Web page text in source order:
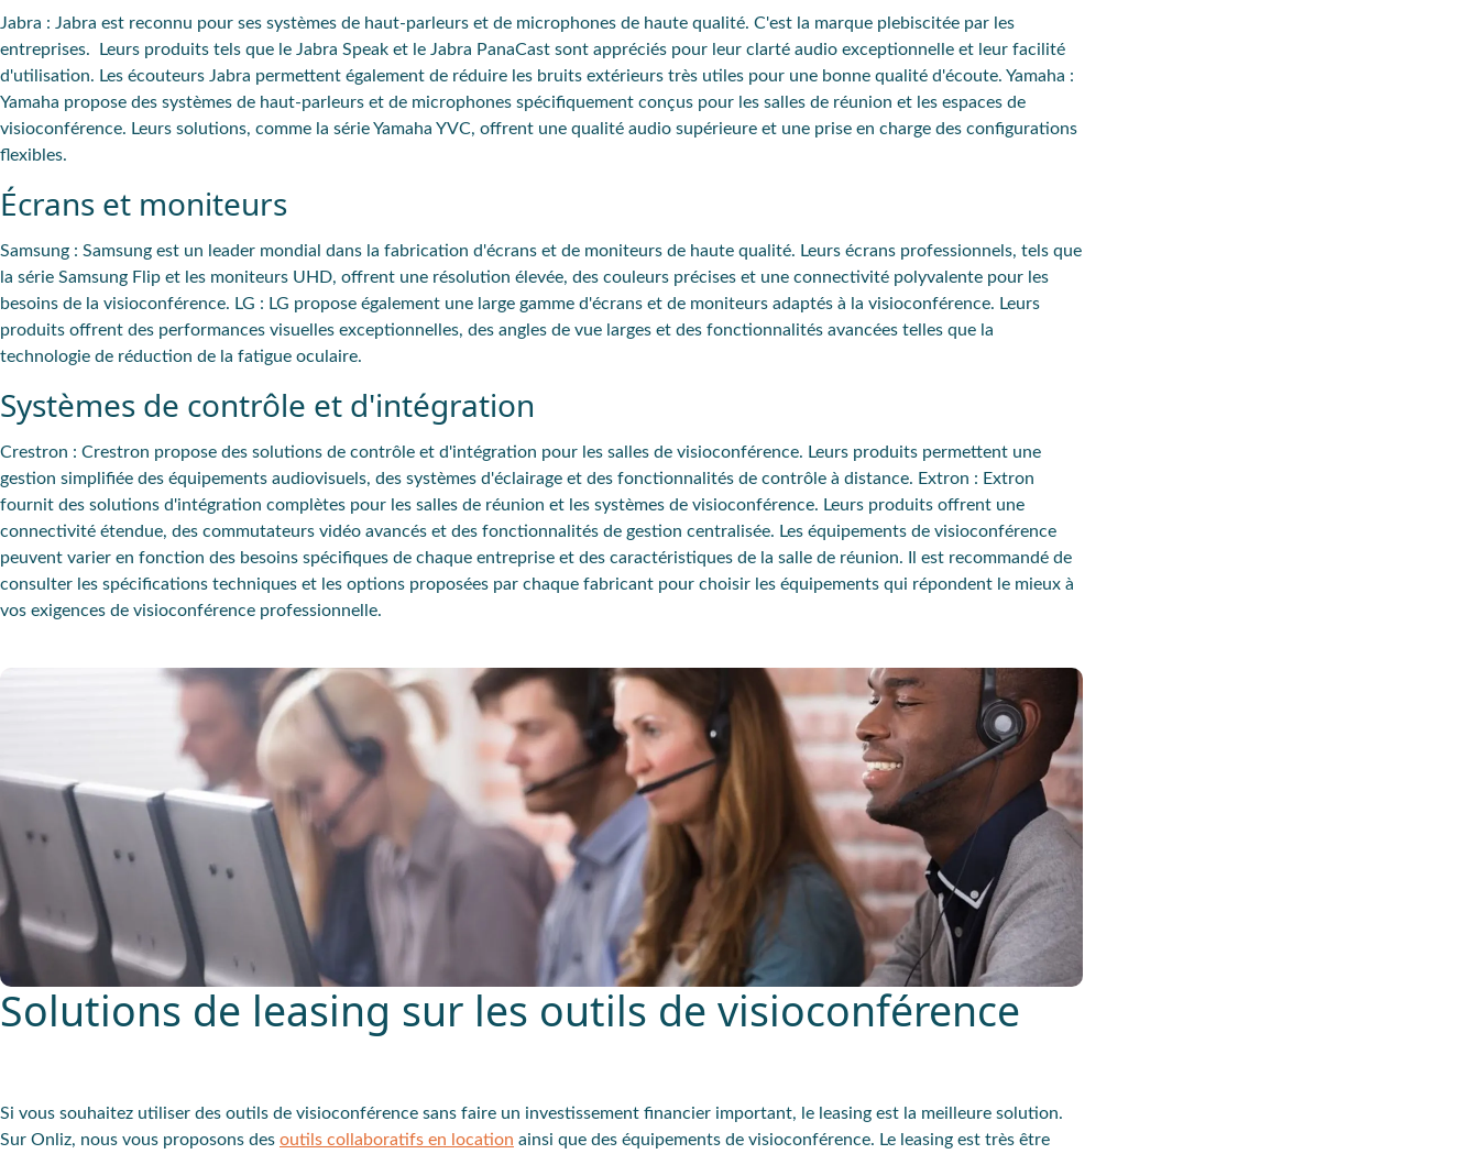
Jabra : Jabra est reconnu pour ses systèmes de haut-parleurs et de microphones de haute qualité. C'est la marque plebiscitée par les
entreprises. Leurs produits tels que le Jabra Speak et le Jabra PanaCast sont appréciés pour leur clarté audio exceptionnelle et leur facilité
d'utilisation. Les écouteurs Jabra permettent également de réduire les bruits extérieurs très utiles pour une bonne qualité d'écoute. Yamaha :
Yamaha propose des systèmes de haut-parleurs et de microphones spécifiquement conçus pour les salles de réunion et les espaces de
visioconférence. Leurs solutions, comme la série Yamaha YVC, offrent une qualité audio supérieure et une prise en charge des configurations
flexibles.
Écrans et moniteurs
Samsung : Samsung est un leader mondial dans la fabrication d'écrans et de moniteurs de haute qualité. Leurs écrans professionnels, tels que
la série Samsung Flip et les moniteurs UHD, offrent une résolution élevée, des couleurs précises et une connectivité polyvalente pour les
besoins de la visioconférence. LG : LG propose également une large gamme d'écrans et de moniteurs adaptés à la visioconférence. Leurs
produits offrent des performances visuelles exceptionnelles, des angles de vue larges et des fonctionnalités avancées telles que la
technologie de réduction de la fatigue oculaire.
Systèmes de contrôle et d'intégration
Crestron : Crestron propose des solutions de contrôle et d'intégration pour les salles de visioconférence. Leurs produits permettent une
gestion simplifiée des équipements audiovisuels, des systèmes d'éclairage et des fonctionnalités de contrôle à distance. Extron : Extron
fournit des solutions d'intégration complètes pour les salles de réunion et les systèmes de visioconférence. Leurs produits offrent une
connectivité étendue, des commutateurs vidéo avancés et des fonctionnalités de gestion centralisée. Les équipements de visioconférence
peuvent varier en fonction des besoins spécifiques de chaque entreprise et des caractéristiques de la salle de réunion. Il est recommandé de
consulter les spécifications techniques et les options proposées par chaque fabricant pour choisir les équipements qui répondent le mieux à
vos exigences de visioconférence professionnelle.
Solutions de leasing sur les outils de visioconférence
Si vous souhaitez utiliser des outils de visioconférence sans faire un investissement financier important, le leasing est la meilleure solution.
Sur Onliz, nous vous proposons des outils collaboratifs en location ainsi que des équipements de visioconférence. Le leasing est très être